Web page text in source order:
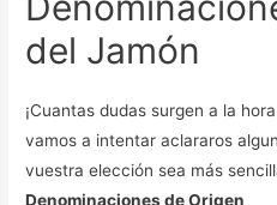
del Jamón
¡Cuantas dudas surgen a la
vamos a intentar aclararos
vuestra elección sea más
Denominaciones de Origen